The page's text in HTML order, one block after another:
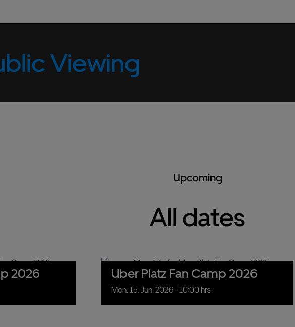
Viewing
Upcoming
All dates
2026 Uber Platz Fan Camp 2026
Mon. 15. Jun. 2026- 10:00 hrs